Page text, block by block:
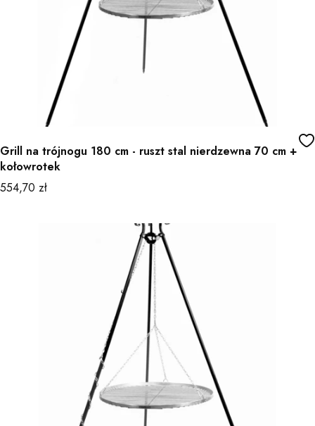
Grill na trójnogu 180 cm - ruszt stal nierdzewna 70 cm +
kołowrotek
Cena
554,70 zł